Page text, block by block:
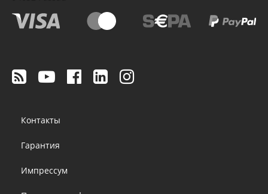
menu
Контакты
Гарантия
Импрессум